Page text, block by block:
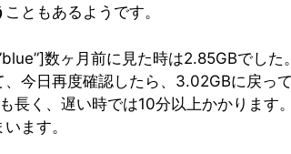
こともあるようです。
数ヶ月前に見た時は2.85GBでし
今日再度確認したら、3.02GBに戻
長く、遅い時では10分以上かかります
ます。